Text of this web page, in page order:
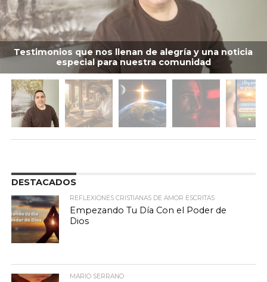
Testimonios que nos llenan de alegría y una noticia
especial para nuestra comunidad
DESTACADOS
REFLEXIONES CRISTIANAS DE AMOR ESCRITAS
Empezando Tu Día Con el Poder de
Dios
MARIO SERRANO